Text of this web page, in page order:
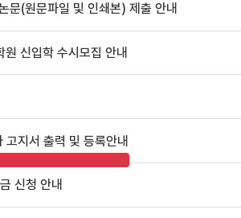
(원문파일 및 인쇄본) 제출 안내
신입학 수시모집 안내
지서 출력 및 등록안내
신청 안내